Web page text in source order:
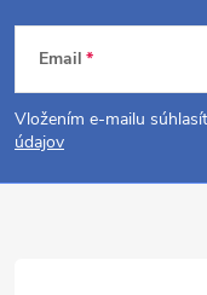
Z
á
p
Email
Vložením e-mailu
údajov